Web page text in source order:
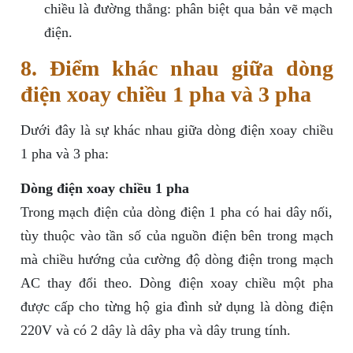
chiều là đường thẳng: phân biệt qua bản vẽ mạch
điện.
8. Điểm khác nhau giữa dòng
điện xoay chiều 1 pha và 3 pha
Dưới đây là sự khác nhau giữa dòng điện xoay chiều
1 pha và 3 pha:
Dòng điện xoay chiều 1 pha
Trong mạch điện của dòng điện 1 pha có hai dây nối,
tùy thuộc vào tần số của nguồn điện bên trong mạch
mà chiều hướng của cường độ dòng điện trong mạch
AC thay đổi theo. Dòng điện xoay chiều một pha
được cấp cho từng hộ gia đình sử dụng là dòng điện
220V và có 2 dây là dây pha và dây trung tính.